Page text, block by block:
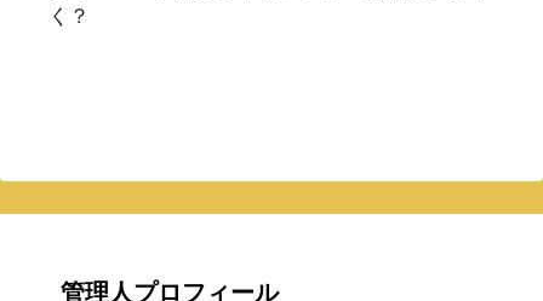
く？
管理人プロフィール